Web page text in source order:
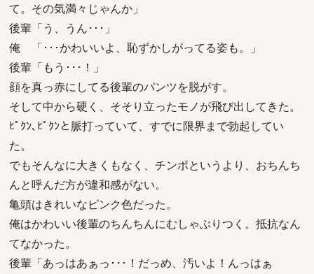
て。その気満々じゃんか」
後輩「う、うん･･･」
俺 「･･･かわいいよ、恥ずかしがってる姿も。」
後輩「もう･･･！」
顔を真っ赤にしてる後輩のパンツを脱がす。
そして中から硬く、そそり立ったモノが飛び出してきた。
ﾋﾟｸﾝ､ﾋﾟｸﾝと脈打っていて、すでに限界まで勃起してい
た。
でもそんなに大きくもなく、チンポというより、おちんち
んと呼んだ方が違和感がない。
亀頭はきれいなピンク色だった。
俺はかわいい後輩のちんちんにむしゃぶりつく。抵抗なん
てなかった。
後輩「あっはあぁっ･･･！だっめ、汚いよ！んっはぁ